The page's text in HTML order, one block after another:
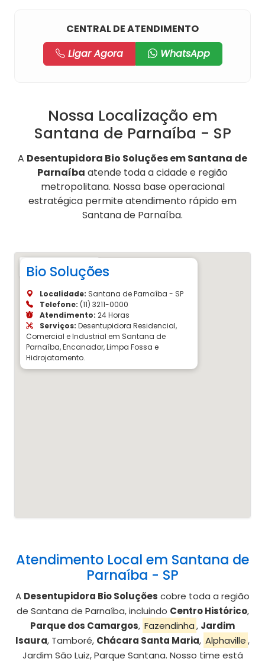
CENTRAL DE ATENDIMENTO
Ligar Agora
WhatsApp
Nossa Localização em
Santana de Parnaíba - SP
A Desentupidora Bio Soluções em Santana de
Parnaíba atende toda a cidade e região
metropolitana. Nossa base operacional
estratégica permite atendimento rápido em
Santana de Parnaíba.
Bio Soluções
Localidade: Santana de Parnaíba - SP
Telefone: (11) 3211-0000
Atendimento: 24 Horas
Serviços: Desentupidora Residencial,
Comercial e Industrial em Santana de
Parnaíba, Encanador, Limpa Fossa e
Hidrojatamento.
Atendimento Local em Santana de
Parnaíba - SP
A Desentupidora Bio Soluções cobre toda a região
de Santana de Parnaíba, incluindo Centro Histórico,
Parque dos Camargos, Fazendinha, Jardim
Isaura, Tamboré, Chácara Santa Maria, Alphaville,
Jardim São Luiz, Parque Santana. Nosso time está